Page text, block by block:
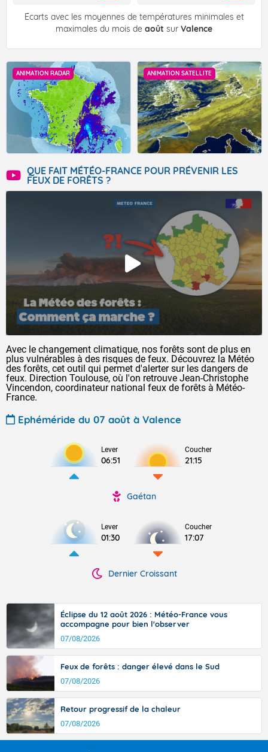
Écarts avec les moyennes de températures minimales et
maximales du mois de août sur Valence
ANIMATION RADAR ANIMATION SATELLITE
QUE FAIT MÉTÉO-FRANCE POUR PRÉVENIR LES
FEUX DE FORÊTS ?
Avec le changement climatique, nos forêts sont de plus en
plus vulnérables à des risques de feux. Découvrez la Météo
des forêts, cet outil qui permet d'alerter sur les dangers de
feux. Direction Toulouse, où l'on retrouve Jean-Christophe
Vincendon, coordinateur national feux de forêts à Météo-
France.
Ephéméride du 07 août à Valence
Lever
06:51
Coucher
21:15
Gaétan
Lever
01:30
Coucher
17:07
Dernier Croissant
Éclipse du 12 août 2026 : Météo-France vous
accompagne pour bien l'observer
07/08/2026
Feux de forêts : danger élevé dans le Sud
07/08/2026
Retour progressif de la chaleur
07/08/2026